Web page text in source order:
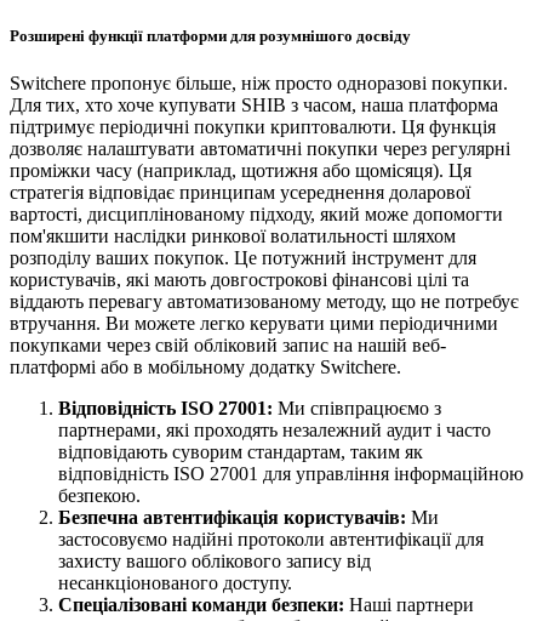
Розширені функції платформи для розумнішого досвіду
Switchere пропонує більше, ніж просто одноразові покупки.
Для тих, хто хоче купувати SHIB з часом, наша платформа
підтримує періодичні покупки криптовалюти. Ця функція
дозволяє налаштувати автоматичні покупки через регулярні
проміжки часу (наприклад, щотижня або щомісяця). Ця
стратегія відповідає принципам усереднення доларової
вартості, дисциплінованому підходу, який може допомогти
пом'якшити наслідки ринкової волатильності шляхом
розподілу ваших покупок. Це потужний інструмент для
користувачів, які мають довгострокові фінансові цілі та
віддають перевагу автоматизованому методу, що не потребує
втручання. Ви можете легко керувати цими періодичними
покупками через свій обліковий запис на нашій веб-
платформі або в мобільному додатку Switchere.
Відповідність ISO 27001: Ми співпрацюємо з
партнерами, які проходять незалежний аудит і часто
відповідають суворим стандартам, таким як
відповідність ISO 27001 для управління інформаційною
безпекою.
Безпечна автентифікація користувачів: Ми
застосовуємо надійні протоколи автентифікації для
захисту вашого облікового запису від
несанкціонованого доступу.
Спеціалізовані команди безпеки: Наші партнери